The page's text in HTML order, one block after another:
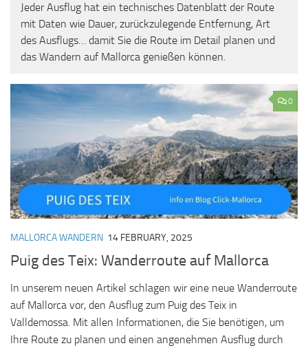
Jeder Ausflug hat ein technisches Datenblatt der Route
mit Daten wie Dauer, zurückzulegende Entfernung, Art
des Ausflugs… damit Sie die Route im Detail planen und
das Wandern auf Mallorca genießen können.
0
MALLORCA WANDERN 14 FEBRUARY, 2025
Puig des Teix: Wanderroute auf Mallorca
In unserem neuen Artikel schlagen wir eine neue Wanderroute
auf Mallorca vor, den Ausflug zum Puig des Teix in
Valldemossa. Mit allen Informationen, die Sie benötigen, um
Ihre Route zu planen und einen angenehmen Ausflug durch